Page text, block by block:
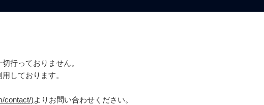
行っておりません。
しております。
contact/)よりお問い合わせください。